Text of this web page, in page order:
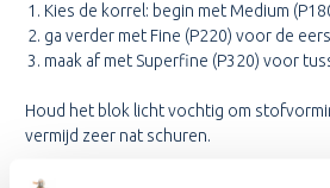
Kies de korrel: begin met Medium
ga verder met Fine (P220) voor de
maak af met Superfine (P320) voor
Houd het blok licht vochtig om
vermijd zeer nat schuren.